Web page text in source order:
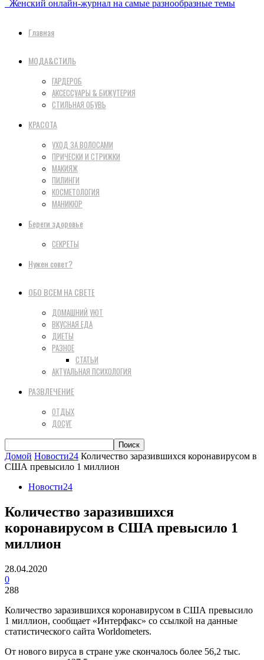
Женский онлайн-журнал на самые разнообразные темы
Главная
МОДА&СТИЛЬ
ГАРДЕРОБ
АКСЕССУАРЫ & БИЖУТЕРИЯ
СТИЛЬНАЯ ОБУВЬ
КРАСОТА
УХОД ЗА ВОЛОСАМИ
ПРИЧЕСКИ И СТРИЖКИ
МАКИЯЖ
ПИЛИНГИ
КОСМЕТОЛОГИЯ
МАНИКЮР
Береги здоровье
СЕКРЕТЫ
Нужен совет?
ОБО ВСЕМ НА СВЕТЕ
ДОМАШНИЙ УЮТ
ВКУСНАЯ ЕДА
ДИЕТЫ
РАЗНОЕ
СТАТЬИ
АКТУАЛЬНАЯ ПСИХОЛОГИЯ
РАЗВЛЕЧЕНИЕ
ОТДЫХ
ДОСУГ
Домой Новости24 Количество заразившихся коронавирусом в
США превысило 1 миллион
Новости24
Количество заразившихся
коронавирусом в США превысило 1
миллион
28.04.2020
0
288
Количество заразившихся коронавирусом в США превысило
1 миллион, сообщает «Интерфакс» со ссылкой на данные
статистического сайта Worldometers.
От нового вируса в стране уже скончалось более 56,2 тыс.